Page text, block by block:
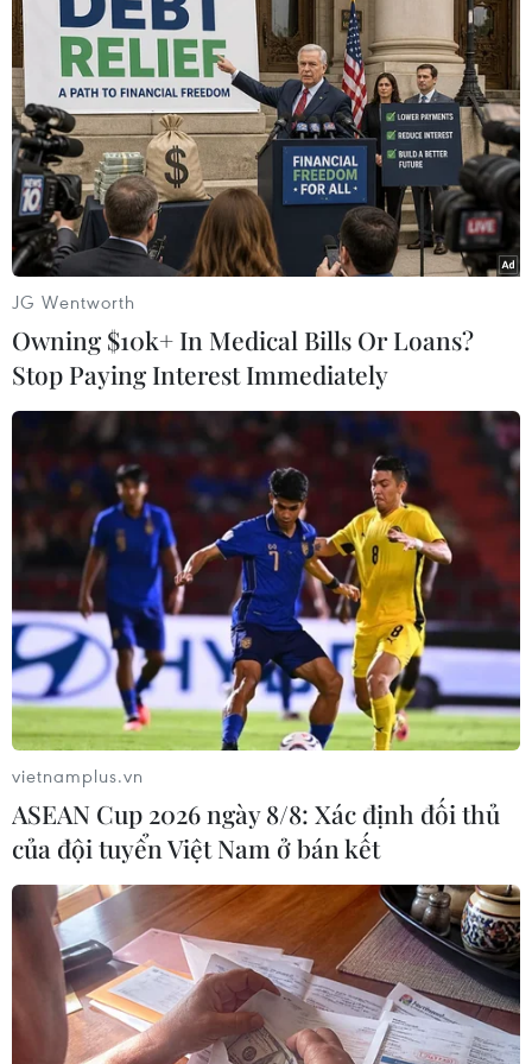
Nhiều quốc gia đã có các chính sách rõ ràng
thúc đẩy học tập suốt đời.Ban Thư ký SEAMEO
khẳng định luôn sẵn sàng hỗ trợ kỹ thuật đối
với Việt Namtrong xây dựng và phát triển trung
tâm học tập suốt đời./.
(TTXVN/Vietnam+)
#SEAMEO #Học tập #Giáo dục
#Hội nghị
#Kiến thức
TP. Hà Nội Áo
Theo dõi VietnamPlus
TIN CÙNG CHUYÊN MỤC
JG Wentworth
Owning $10k+ In Medical Bills Or Loans?
Stop Paying Interest Immediately
vietnamplus.vn
ASEAN Cup 2026 ngày 8/8: Xác định đối thủ
của đội tuyển Việt Nam ở bán kết